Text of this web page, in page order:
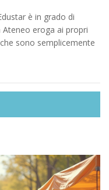
è in grado di
eroga ai propri
sono semplicemente